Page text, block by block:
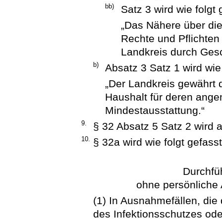
bb)
Satz 3 wird wie folgt
„Das Nähere über
Rechte und
Landkreis durch
b)
Absatz 3 Satz 1 wird
„Der Landkreis
Haushalt für deren
Mindestausstattung.“
9. § 32 Absatz 5 Satz 2 wird
10. § 32a wird wie folgt
ohne persönliche
(1) In Ausnahmefällen,
des Infektionsschutzes